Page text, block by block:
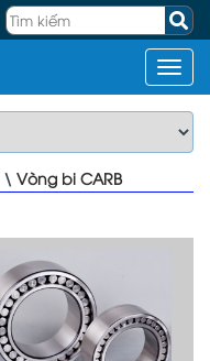
\ Vòng bi CARB